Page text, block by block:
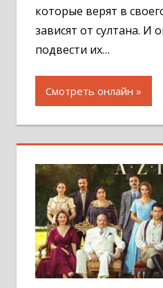
которые верят в
зависят от султана. И
подвести их…
Смотреть онлайн